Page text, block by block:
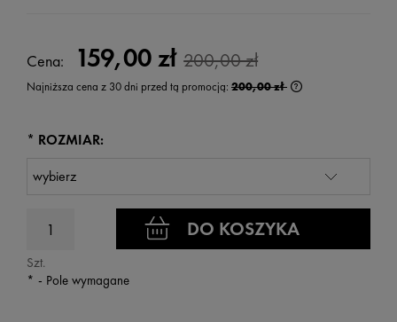
Cena: 159,00 zł 200,00 zł
Najniższa cena z 30 dni przed tą promocją: 200,00 zł
* ROZMIAR:
Szt.
DO KOSZYKA
* - Pole wymagane